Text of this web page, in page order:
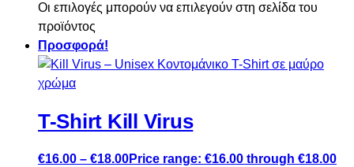
Οι επιλογές μπορούν να επιλεγούν στη σελίδα του
προϊόντος
Προσφορά!
T-Shirt Kill Virus
€16.00 – €18.00Price range: €16.00 through €18.00